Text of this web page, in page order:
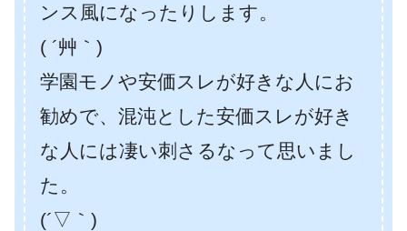
ンス風になったりします。
( ´艸｀)
学園モノや安価スレが好きな人にお
勧めで、混沌とした安価スレが好き
な人には凄い刺さるなって思いまし
た。
(´▽｀)